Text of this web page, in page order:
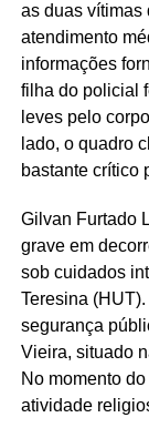
as duas vítimas
atendimento
informações
filha do policial
leves pelo
lado, o quadro
bastante crítico
Gilvan Furtado
grave em
sob cuidados
Teresina
segurança
Vieira, situado
No momento
atividade